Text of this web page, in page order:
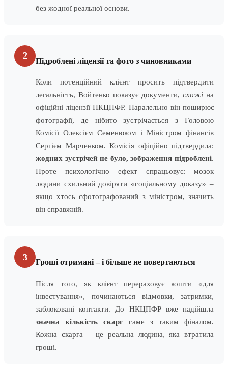
без жодної реальної основи.
2
Підроблені ліцензії та фото з чиновниками
Коли потенційний клієнт просить підтвердити
легальність, Войтенко показує документи, схожі на
офіційні ліцензії НКЦПФР. Паралельно він поширює
фотографії, де нібито зустрічається з Головою
Комісії Олексієм Семенюком і Міністром фінансів
Сергієм Марченком. Комісія офіційно підтвердила:
жодних зустрічей не було, зображення підроблені.
Проте психологічно ефект спрацьовує: мозок
людини схильний довіряти «соціальному доказу» –
якщо хтось сфотографований з міністром, значить
він справжній.
3
Гроші отримані – і більше не повертаються
Після того, як клієнт перераховує кошти «для
інвестування», починаються відмовки, затримки,
заблоковані контакти. До НКЦПФР вже надійшла
значна кількість скарг саме з таким фіналом.
Кожна скарга – це реальна людина, яка втратила
гроші.